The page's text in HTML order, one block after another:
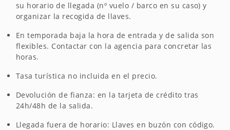
su horario de llegada (nº vuelo / barco en su caso) y
organizar la recogida de llaves.
En temporada baja la hora de entrada y de salida son
flexibles. Contactar con la agencia para concretar las
horas.
Tasa turística no incluida en el precio.
Devolución de fianza: en la tarjeta de crédito tras
24h/48h de la salida.
Llegada fuera de horario: Llaves en buzón con código.